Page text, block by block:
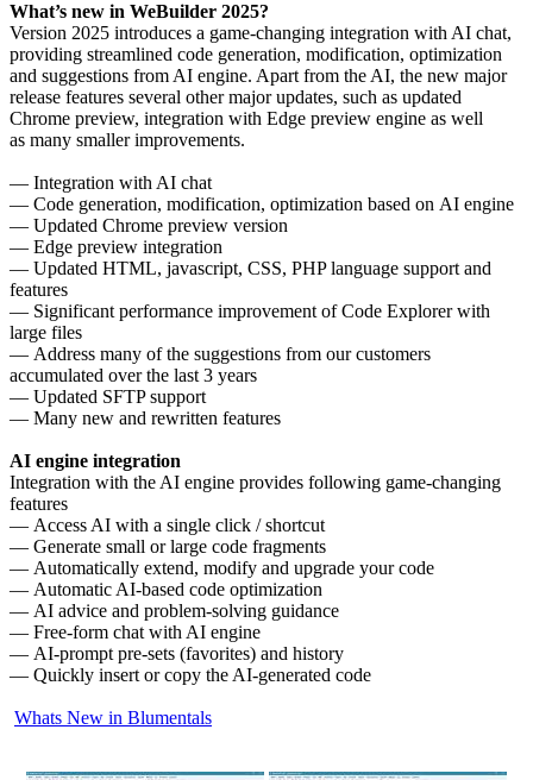
What’s new in WeBuilder 2025?
Version 2025 introduces a game-changing integration with AI chat,
providing streamlined code generation, modification, optimization
and suggestions from AI engine. Apart from the AI, the new major
release features several other major updates, such as updated
Chrome preview, integration with Edge preview engine as well
as many smaller improvements.
— Integration with AI chat
— Code generation, modification, optimization based on AI engine
— Updated Chrome preview version
— Edge preview integration
— Updated HTML, javascript, CSS, PHP language support and
features
— Significant performance improvement of Code Explorer with
large files
— Address many of the suggestions from our customers
accumulated over the last 3 years
— Updated SFTP support
— Many new and rewritten features
AI engine integration
Integration with the AI engine provides following game-changing
features
— Access AI with a single click / shortcut
— Generate small or large code fragments
— Automatically extend, modify and upgrade your code
— Automatic AI-based code optimization
— AI advice and problem-solving guidance
— Free-form chat with AI engine
— AI-prompt pre-sets (favorites) and history
— Quickly insert or copy the AI-generated code
Whats New in Blumentals